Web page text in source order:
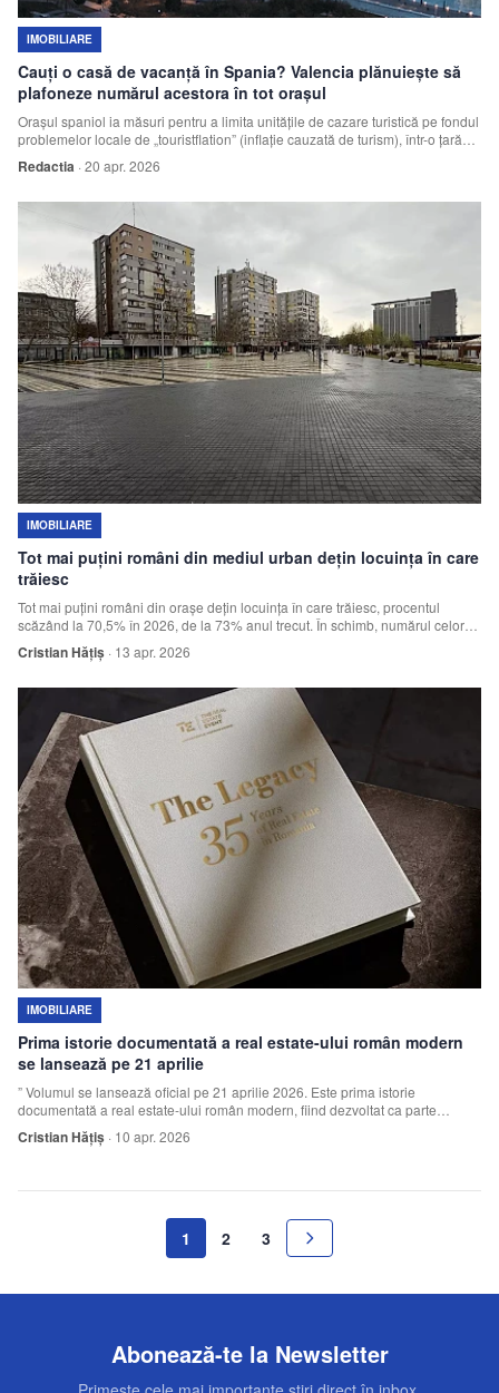
IMOBILIARE
Cauți o casă de vacanță în Spania? Valencia plănuiește să
plafoneze numărul acestora în tot orașul
Orașul spaniol ia măsuri pentru a limita unitățile de cazare turistică pe fondul
problemelor locale de „touristflation” (inflație cauzată de turism), într-o țară
Redactia · 20 apr. 2026
IMOBILIARE
Tot mai puțini români din mediul urban dețin locuința în care
trăiesc
Tot mai puțini români din orașe dețin locuința în care trăiesc, procentul
scăzând la 70,5% în 2026, de la 73% anul trecut. În schimb, numărul celor
care stau în chirie a crescut la 15,9%, de la 11,3% în 2025, arată un sondaj
realizat de Unlock Market Research pentru Colliers.
Cristian Hățiș · 13 apr. 2026
IMOBILIARE
Prima istorie documentată a real estate-ului român modern
se lansează pe 21 aprilie
” Volumul se lansează oficial pe 21 aprilie 2026. Este prima istorie
documentată a real estate-ului român modern, fiind dezvoltat ca parte
integrantă a platformei The Real Estate Event.
Cristian Hățiș · 10 apr. 2026
1 2 3
Abonează-te la Newsletter